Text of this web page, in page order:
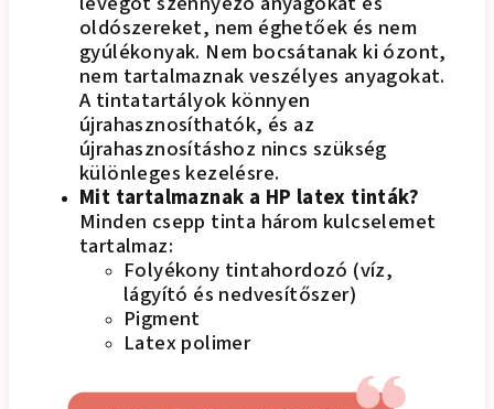
oldószereket, nem éghetőek és nem
gyúlékonyak. Nem bocsátanak ki ózont,
nem tartalmaznak veszélyes anyagokat.
A tintatartályok könnyen
újrahasznosíthatók, és az
újrahasznosításhoz nincs szükség
különleges kezelésre.
Mit tartalmaznak a HP latex tinták?
Minden csepp tinta három kulcselemet
tartalmaz:
Folyékony tintahordozó (víz,
lágyító és nedvesítőszer)
Pigment
Latex polimer